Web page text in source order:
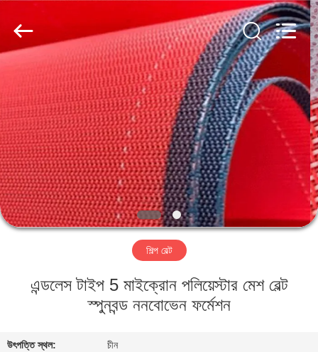
বাড়ি
পণ্য
আমাদের
সম্পর্কে
কারখানা
2026
LTD.
Reserved.
শিল্প বেল্ট
এন্ডলেস টাইপ 5 মাইক্রোন পলিয়েস্টার মেশ বেল্ট
স্পুনবন্ড ননবোভেন ফর্মেশন
উৎপত্তি স্থল: চীন